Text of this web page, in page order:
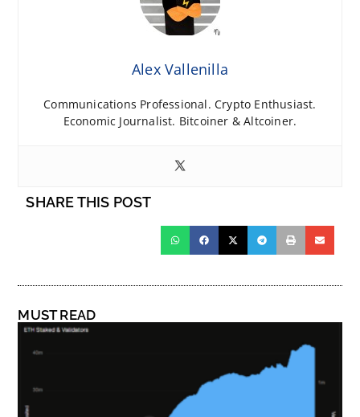
Alex Vallenilla
Communications Professional. Crypto Enthusiast.
Economic Journalist. Bitcoiner & Altcoiner.
SHARE THIS POST
MUST READ